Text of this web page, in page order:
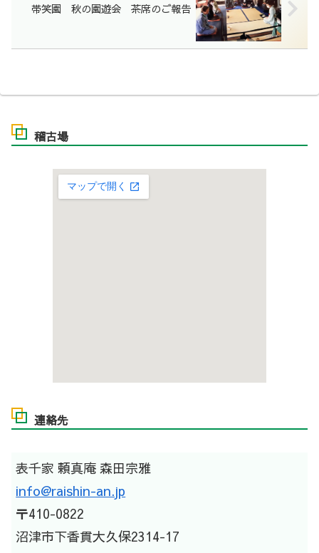
帯笑園 秋の園遊会 茶席のご報告
稽古場
連絡先
表千家 頼真庵 森田宗雅
info@raishin-an.jp
〒410-0822
沼津市下香貫大久保2314-17